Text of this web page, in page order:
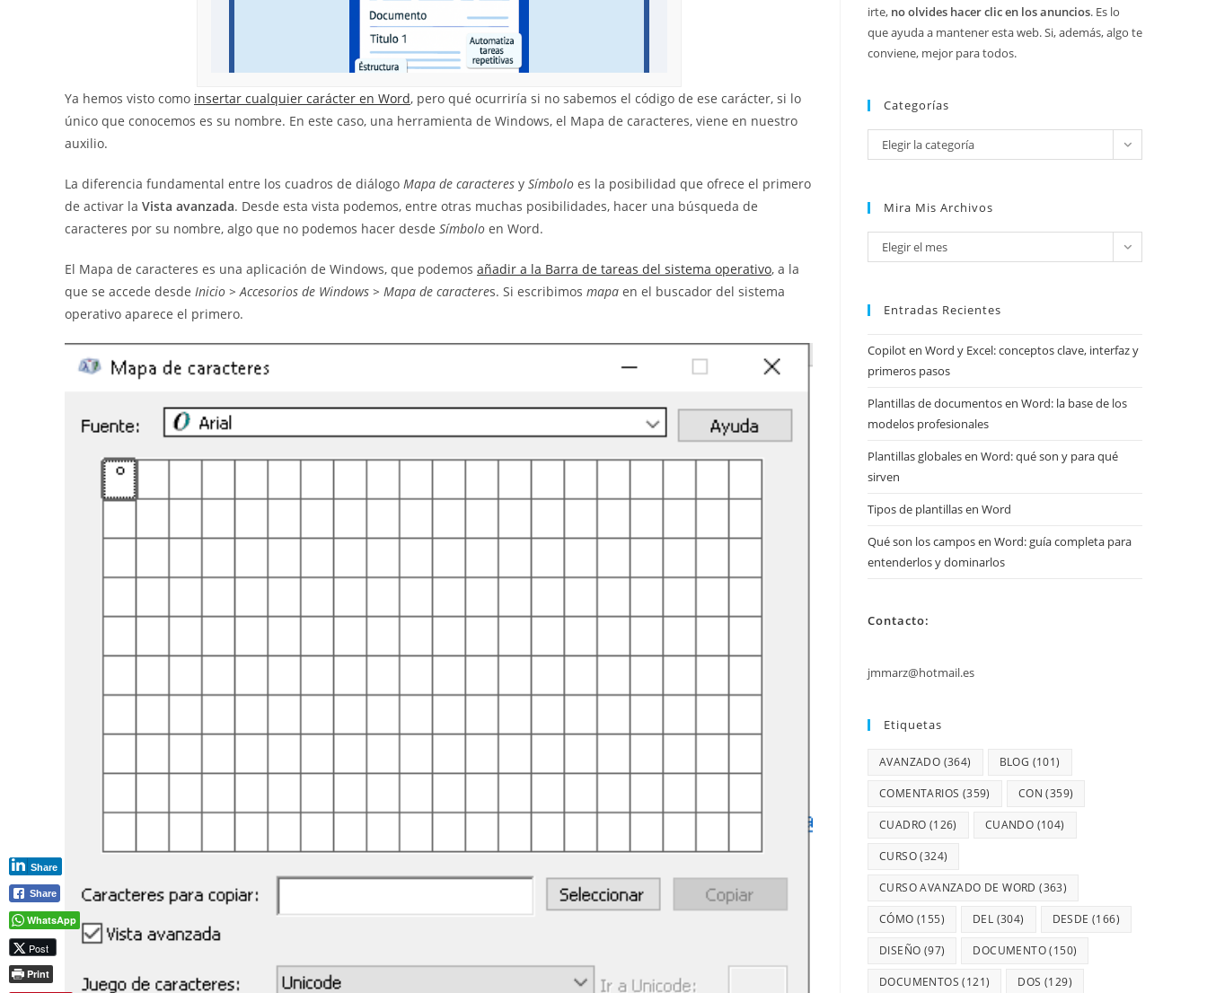
Ya hemos visto como insertar cualquier carácter en Word, pero qué ocurriría si no sabemos el código de ese carácter, si lo
único que conocemos es su nombre. En este caso, una herramienta de Windows, el Mapa de caracteres, viene en nuestro
auxilio.
La diferencia fundamental entre los cuadros de diálogo Mapa de caracteres y Símbolo es la posibilidad que ofrece el primero
de activar la Vista avanzada. Desde esta vista podemos, entre otras muchas posibilidades, hacer una búsqueda de
caracteres por su nombre, algo que no podemos hacer desde Símbolo en Word.
El Mapa de caracteres es una aplicación de Windows, que podemos añadir a la Barra de tareas del sistema operativo, a la
que se accede desde Inicio > Accesorios de Windows > Mapa de caracteres. Si escribimos mapa en el buscador del sistema
operativo aparece el primero.
irte, no olvides hacer clic en los anuncios. Es lo
que ayuda a mantener esta web. Si, además, algo te
conviene, mejor para todos.
Categorías
Categorías
Elegir la categoría
Mira Mis Archivos
Mira
mis
Elegir el mes
Entradas Recientes
Copilot en Word y Excel: conceptos clave, interfaz y
primeros pasos
Plantillas de documentos en Word: la base de los
modelos profesionales
Plantillas globales en Word: qué son y para qué
sirven
Tipos de plantillas en Word
Qué son los campos en Word: guía completa para
entenderlos y dominarlos
Contacto:
jmmarz@hotmail.es
Etiquetas
AVANZADO (364) BLOG (101)
COMENTARIOS (359) CON (359)
CUADRO (126) CUANDO (104)
CURSO(324)
CURSO AVANZADO DE WORD (363)
CÓMO (155) DEL (304) DESDE (166)
DISEÑO (97) DOCUMENTO(150)
DOCUMENTOS (121) DOS (129)
Share
Share
WhatsApp
Post
Print